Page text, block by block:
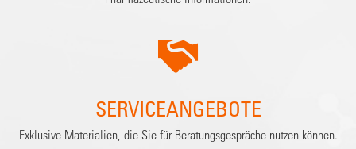
SERVICEANGEBOTE
Exklusive Materialien, die Sie für Beratungsgespräche nutzen können.